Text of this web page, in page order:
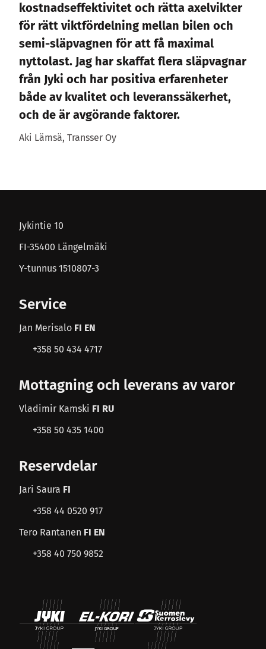
kostnadseffektivitet och rätta axelvikter
för rätt viktfördelning mellan bilen och
semi-släpvagnen för att få maximal
nyttolast. Jag har skaffat flera släpvagnar
från Jyki och har positiva erfarenheter
både av kvalitet och leveranssäkerhet,
och de är avgörande faktorer.
Aki Lämsä, Transser Oy
Jykintie 10
FI-35400 Längelmäki
Y-tunnus 1510807-3
Service
Jan Merisalo FI EN
+358 50 434 4717
Mottagning och leverans av varor
Vladimir Kamski FI RU
+358 50 435 1400
Reservdelar
Jari Saura FI
+358 44 0520 917
Tero Rantanen FI EN
+358 40 750 9852